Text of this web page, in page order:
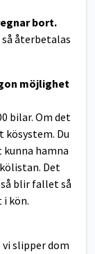
bort.
återbetalas
möjlighet
bilar. Om det
Du
hamna
Det
blir fallet så
kön.
vi slipper dom